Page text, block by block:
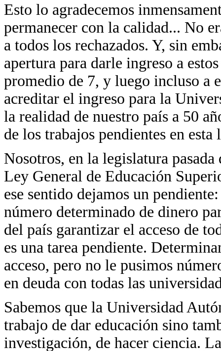
Esto lo agradecemos
permanecer con la calidad... No
a todos los rechazados. Y, sin
apertura para darle ingreso a
promedio de 7, y luego incluso a
acreditar el ingreso para la
la realidad de nuestro país a 50
de los trabajos pendientes en esta
Nosotros, en la legislatura
Ley General de Educación
ese sentido dejamos un
número determinado de dinero
del país garantizar el acceso de
es una tarea pendiente.
acceso, pero no le pusimos
en deuda con todas las
Sabemos que la Universidad
trabajo de dar educación sino
investigación, de hacer ciencia.